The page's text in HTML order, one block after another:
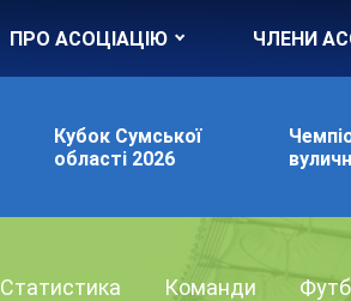
ПРО АСОЦІАЦІЮ ЧЛЕНИ
Кубок Сумської
області 2026
Статистика Команди